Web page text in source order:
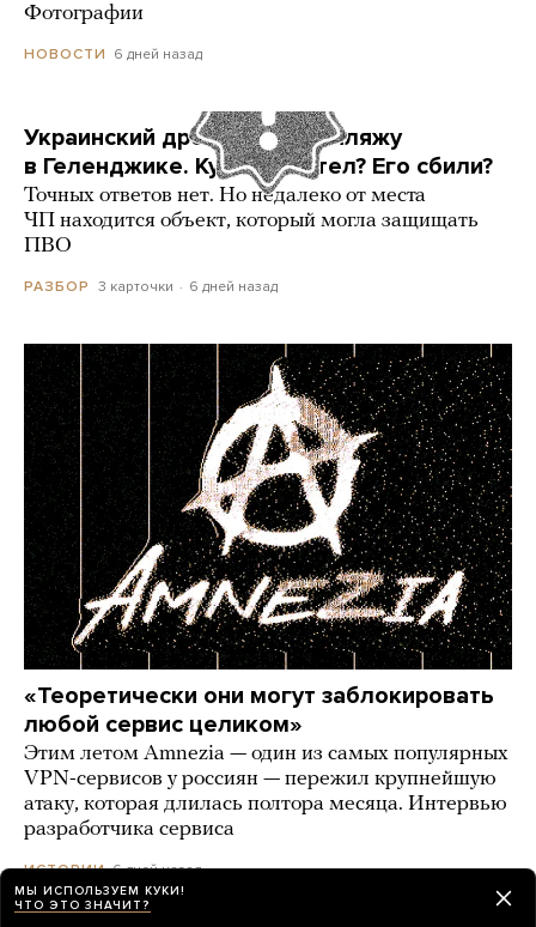
Фотографии
НОВОСТИ 6 дней назад
Украинский дрон попал по пляжу
в Геленджике. Куда он летел? Его сбили?
Точных ответов нет. Но недалеко от места
ЧП находится объект, который могла защищать
ПВО
РАЗБОР 3 карточки 6 дней назад
«Теоретически они могут заблокировать
любой сервис целиком»
Этим летом Amnezia — один из самых популярных
VPN-сервисов у россиян — пережил крупнейшую
атаку, которая длилась полтора месяца. Интервью
разработчика сервиса
ИСТОРИИ 6 дней назад
МЫ ИСПОЛЬЗУЕМ КУКИ!
ЧТО ЭТО ЗНАЧИТ?